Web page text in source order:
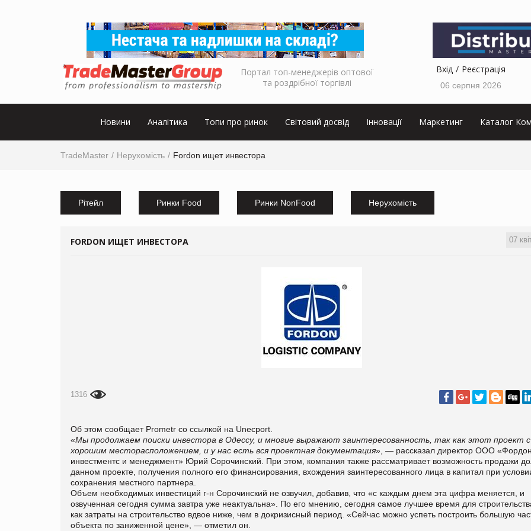
Портал топ-менеджерів оптової
та роздрібної торгівлі
Вхід Реєстрація
06 серпня 2026
Новини Аналітика Топи про ринок Світовий досвід Інновації Маркетинг Каталог
TradeMaster Нерухомість Fordon ищет инвестора
Рітейл Ринки Food Ринки NonFood Нерухомість
07
FORDON ИЩЕТ ИНВЕСТОРА
1316
Об этом сообщает Prometr со ссылкой на Unecport.
«Мы продолжаем поиски инвестора в Одессу, и многие выражают заинтересованность, так как этот проект с
хорошим месторасположением, и у нас есть вся проектная документация», — рассказал директор ООО «Фордон
инвестментс и менеджмент» Юрий Сорочинский. При этом, компания также рассматривает возможность продажи
данном проекте, получения полного его финансирования, вхождения заинтересованного лица в капитал при
сохранения местного партнера.
Объем необходимых инвестиций г-н Сорочинский не озвучил, добавив, что «с каждым днем эта цифра меняется, и
озвученная сегодня сумма завтра уже неактуальна». По его мнению, сегодня самое лучшее время для
как затраты на строительство вдвое ниже, чем в докризисный период. «Сейчас можно успеть построить большую
объекта по заниженной цене», — отметил он.